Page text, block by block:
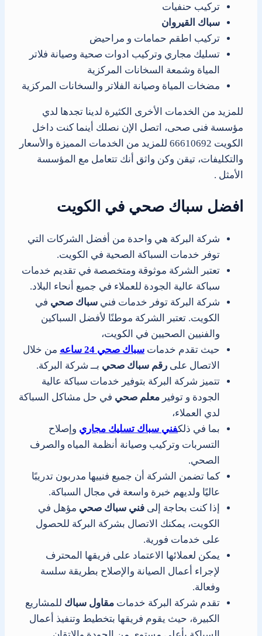
تركيب حنفيات
سباك القيروان
تركيب اطقم حمامات و مراحيض
تسليك مجاري وتركيب ادوات صحية وصيانة فلاتر
المياة وشمعة السخانات المركزية
مضخات المياة وصيانة الفلاتر والسخانات المركزية
للمزيد من الخدمات الأخرى الكثيرة لدينا تجدها لدي
مؤسسة فنى صحى، اتصل الإن نصلك أينما كنت داخل
الكويت 66610692 للمزيد من الخدمات المميزة والأسعار
والتكليفات، تيقن وكن واثق أنك تتعامل مع المؤسسة
الأمثل .
افضل سباك صحي في الكويت
شركة البركة هي واحدة من أفضل الشركات التي
توفر خدمات السباكة الصحية في الكويت.
تعتبر الشركة موثوقة ومتخصصة في تقديم خدمات
سباكة عالية الجودة للعملاء في جميع أنحاء البلاد.
شركة البركة توفر خدمات فني سباك صحي في
الكويت. تعتبر الشركة موطنًا لأفضل السباكين
والفنيين الصحيين في الكويت،
حيث تقدم خدمات سباك صحي 24 ساعه
من خلال
الاتصال على رقم سباك صحي بــ شركة البركة.
تتميز شركة البركة بتوفير خدمات سباكة عالية
الجودة و توفير معلم صحي في حل مشاكل السباكة
لدي العملاء،
بما في ذلكفني سباك تسليك مجاري وإصلاح
التسربات وتركيب وصيانة أنظمة المياه والصرف
الصحي.
كما تضمن الشركة أن جميع فنييها مدربون تدريبًا
عاليًا ولديهم خبرة واسعة في مجال السباكة.
إذا كنت بحاجة إلى فني سباك صحي مؤهل في
الكويت، يمكنك الاتصال بشركة البركة للحصول
على خدمات فورية.
يمكن لعملائها الاعتماد على فريقها المحترف
لإجراء أعمال الصيانة والإصلاح بطريقة سلسة
وفعالة.
تقدم شركة البركة خدمات مقاول سباك للمشاريع
الكبيرة، حيث يقوم فريقها بتخطيط وتنفيذ أعمال